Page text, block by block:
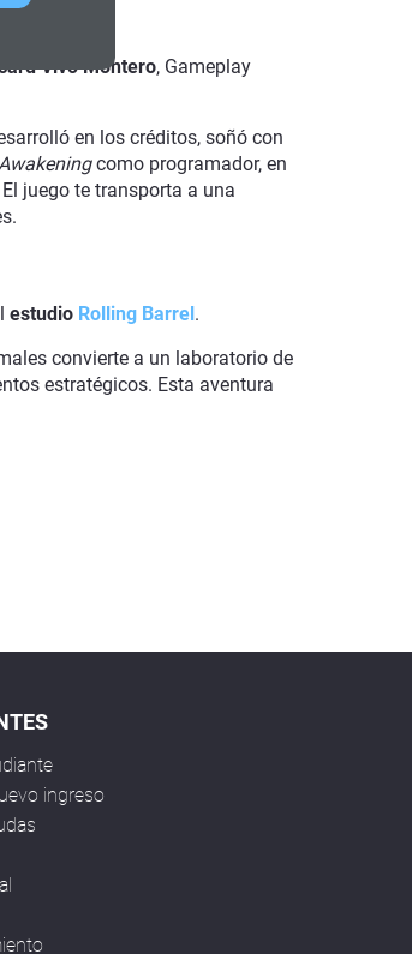
Vivó Montero, Gameplay
en los créditos, soñó con
como programador, en
juego te transporta a una
estudio Rolling Barrel.
convierte a un laboratorio de
estratégicos. Esta aventura
ingreso